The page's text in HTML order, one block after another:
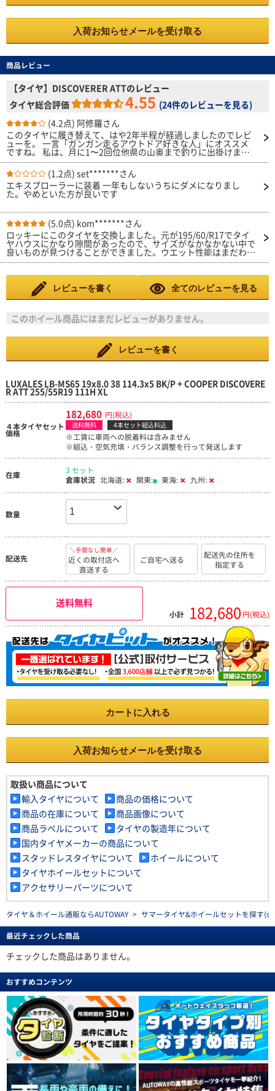
入荷お知らせメールを受け取る
商品レビュー
【タイヤ】DISCOVERER ATTのレビュー
タイヤ総合評価
4.55 (24件のレビューを見る)
(4.2点) 阿修羅さん
このタイヤに履き替えて、はや2年半程が経過しましたのでレビ
ューを。 一言「ガンガン走るアウトドア好きな人」にオススメ
ですね。 私は、月に1〜2回位他県の山奥まで釣りに出掛けま
す。 途中の林道には落石があり、かなり減速してもタイヤが石
の破片で切れます。（以前、ヨコハマのジオランダーを履いてま
した。） 耐久性を確認すべく、ちょくちょくタイヤの状態を確
認してますが、今のところ大丈夫な様です。 道中、高速道路を
利用してますが、安定性も良いかと思います。 コスパも良いの
(1.2点) set*******さん
エキスプローラーに装着 一年もしないうちにダメになりまし
た。やめといた方が良いです
(5.0点) kom*******さん
ロッキーにこのタイヤを交換しました。元が195/60/R17でタイ
ヤハウスにかなり隙間があったので、サイズがなかなかない中で
良いものが見つけることができました。ウエット性能はまだわか
りませんが、ロードノイズはほとんど変わらないと思います。サ
た、XL規格の空気圧があまり良くわかりませんので教えてくれる
と助かります。元のサイズは195/60/R17 90Hで指定空気圧は240
MPaです。
レビューを書く 全てのレビューを見る
このホイール商品にはまだレビューがありません。
レビューを書く
LUXALES LB-MS65 19x8.0 38 114.3x5 BK/P + COOPER DISCOVERE
R ATT 255/55R19 111H XL
４本タイヤセット
価格
182,680 円(税込)
送料無料 4本セット組込料込
※工賃に車両への脱着料は含みません
※組込・空気充填・バランス調整を行って発送します
在庫
3 セット
倉庫状況 北海道: 関東: 東海: 九州:
数量
配送先
＼手間なし簡単／
近くの取付店へ
直送する
ご自宅へ送る
配送先の住所を
指定する
送料無料
小計 182,680 円(税込)
カートに入れる
入荷お知らせメールを受け取る
取扱い商品について
輸入タイヤについて
商品の価格について
商品の在庫について
商品画像について
商品ラベルについて
タイヤの製造年について
国内タイヤメーカーの商品について
スタッドレスタイヤについて
ホイールについて
タイヤホイールセットについて
アクセサリーパーツについて
タイヤ＆ホイール通販ならAUTOWAY > サマータイヤ&ホイールセットを探す
最近チェックした商品
チェックした商品はありません。
おすすめコンテンツ